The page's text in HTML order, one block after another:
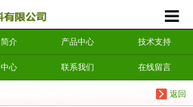
介 产品中心 技术支持
心 联系我们 在线留言
返回